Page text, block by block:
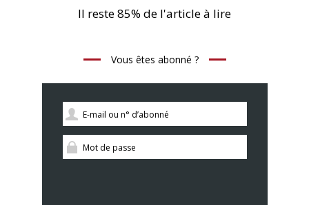
Il reste 85% de l'article à lire
Vous êtes abonné ?